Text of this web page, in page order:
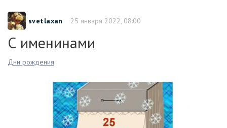
svetlaxan 25 января 2022, 08:00
С именинами
Дни рождения